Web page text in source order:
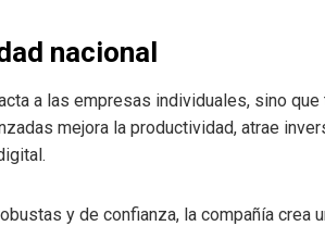
nacional
a las empresas individuales, sino
mejora la productividad, atrae
y de confianza, la compañía crea